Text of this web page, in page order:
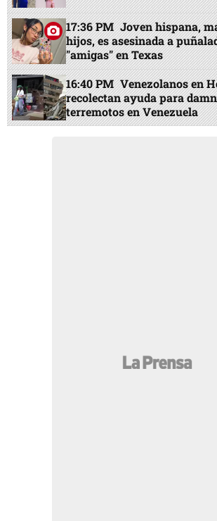
17:36 PM Joven hispana,
hijos, es asesinada a
"amigas" en Texas
16:40 PM Venezolanos en
recolectan ayuda para
terremotos en Venezuela